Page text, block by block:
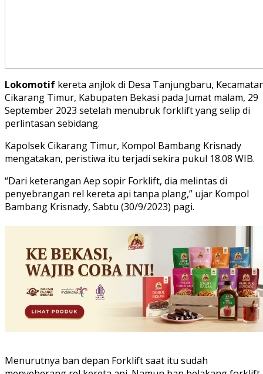
Lokomotif kereta anjlok di Desa Tanjungbaru,
Cikarang Timur, Kabupaten Bekasi pada Jumat malam, 29
September 2023 setelah menubruk forklift yang selip di
perlintasan sebidang.
Kapolsek Cikarang Timur, Kompol Bambang Krisnady
mengatakan, peristiwa itu terjadi sekira pukul 18.08 WIB.
“Dari keterangan Aep sopir Forklift, dia melintas di
penyebrangan rel kereta api tanpa plang,” ujar Kompol
Bambang Krisnady, Sabtu (30/9/2023) pagi.
Menurutnya ban depan Forklift saat itu sudah